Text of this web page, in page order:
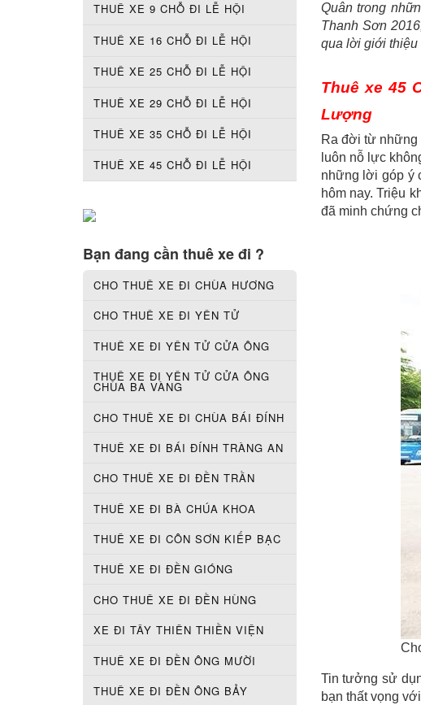
THUÊ XE 9 CHỖ ĐI LỄ HỘI
THUÊ XE 16 CHỖ ĐI LỄ HỘI
THUÊ XE 25 CHỖ ĐI LỄ HỘI
THUÊ XE 29 CHỖ ĐI LỄ HỘI
THUÊ XE 35 CHỖ ĐI LỄ HỘI
THUÊ XE 45 CHỖ ĐI LỄ HỘI
Bạn đang cần thuê xe đi ?
CHO THUÊ XE ĐI CHÙA HƯƠNG
CHO THUÊ XE ĐI YÊN TỬ
THUÊ XE ĐI YÊN TỬ CỬA ÔNG
THUÊ XE ĐI YÊN TỬ CỬA ÔNG
CHÙA BA VÀNG
CHO THUÊ XE ĐI CHÙA BÁI ĐÍNH
THUÊ XE ĐI BÁI ĐÍNH TRÀNG AN
CHO THUÊ XE ĐI ĐỀN TRẦN
THUÊ XE ĐI BÀ CHÚA KHOA
THUÊ XE ĐI CÔN SƠN KIẾP BẠC
THUÊ XE ĐI ĐỀN GIÓNG
CHO THUÊ XE ĐI ĐỀN HÙNG
XE ĐI TÂY THIÊN THIỀN VIỆN
THUÊ XE ĐI ĐỀN ÔNG MƯỜI
THUÊ XE ĐI ĐỀN ÔNG BẢY
Quân trong
Thanh Sơn
qua lời giới thiệu
Thuê xe 45
Lượng
Ra đời từ những
luôn nỗ lực
những lời góp ý
hôm nay. Triệu
đã minh chứng
Tin tưởng sử
bạn thất vọng